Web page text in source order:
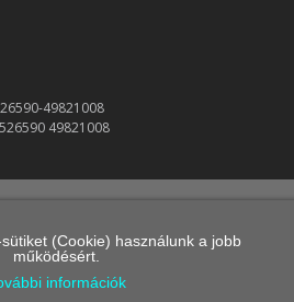
49821008
49821008
(Cookie) használunk a jobb
működésért.
információk